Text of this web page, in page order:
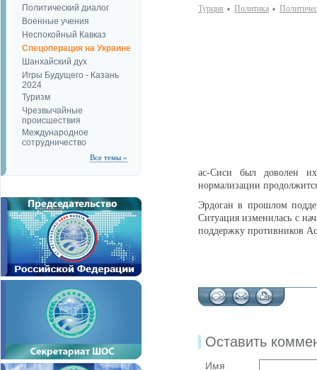
Политический диалог
Военные учения
Неспокойный Кавказ
Спецоперация на Украине
Шанхайский дух
Игры Будущего - Казань
2024
Туризм
Чрезвычайные
происшествия
Международное
сотрудничество
Все темы »
Турция Политика
ас-Сиси был доволен
нормализации
Эрдоган в прошлом
Ситуация изменилась с
поддержку противников
Оставить
Имя